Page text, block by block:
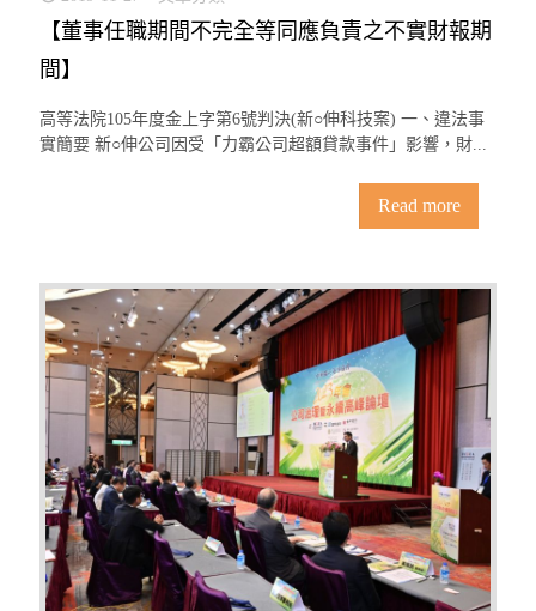
【董事任職期間不完全等同應負責之不實財報期
間】
高等法院105年度金上字第6號判決(新○伸科技案) 一、違法事
實簡要 新○伸公司因受「力霸公司超額貸款事件」影響，財...
Read more